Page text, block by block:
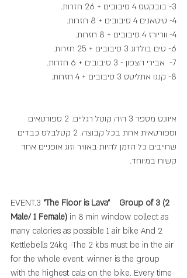
3- בובקטס 4 סיבובים + 26 חזרות.
4- טיטאנים 4 סיבובים + 8 חזרות.
4- ווריורז 4 סיבובים + 8 חזרות.
6- טים בולדוג 3 סיבובים + 25 חזרות.
7-  אבירי הצפון - 3 סיבובים + 6 חזרות.
8- קנגו אתליטס 3 סיבובים + 4 חזרות.
איוונט מספר 3 היה קוטל רגליים. 2 ספורטאים
וספורטאית אחת בכל קבוצה. 2 קטלבלס כבדים
שחייבים כל הזמן להיות באוויר וזוג אופניים אחד
קשוח במיוחד.
EVENT.3 "The Floor is Lava"
Group of 3 (2
Male/ 1 Female) in 8 min window collect as
many calories as possible 1 air bike And 2
Kettlebells 24kg -The 2 kbs must be in the air
for the whole event. winner is the group
with the highest cals on the bike. Every time